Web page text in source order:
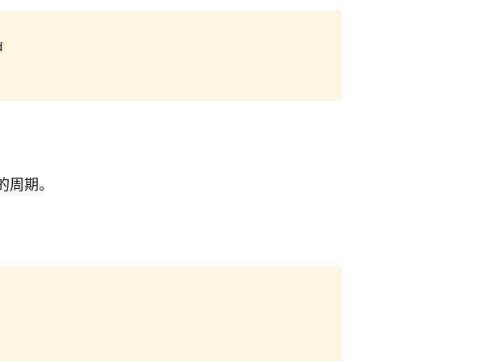
space usage is still greater than or equal to the specified percent
，如果已使用空间仍然大于阈值，则输出日志
will be mailed to the user
任何输出都会发送到用户的邮箱
期。